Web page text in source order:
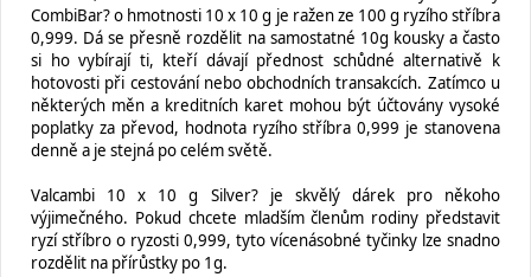
CombiBar? o hmotnosti 10 x 10 g je ražen ze 100 g ryzího stříbra
0,999. Dá se přesně rozdělit na samostatné 10g kousky a často
si ho vybírají ti, kteří dávají přednost schůdné alternativě k
hotovosti při cestování nebo obchodních transakcích. Zatímco u
některých měn a kreditních karet mohou být účtovány vysoké
poplatky za převod, hodnota ryzího stříbra 0,999 je stanovena
denně a je stejná po celém světě.
Valcambi 10 x 10 g Silver? je skvělý dárek pro někoho
výjimečného. Pokud chcete mladším členům rodiny představit
ryzí stříbro o ryzosti 0,999, tyto vícenásobné tyčinky lze snadno
rozdělit na přírůstky po 1g.